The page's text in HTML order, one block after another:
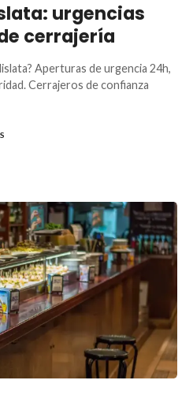
urgencias
cerrajería
Aperturas de urgencia 24h,
Cerrajeros de confianza